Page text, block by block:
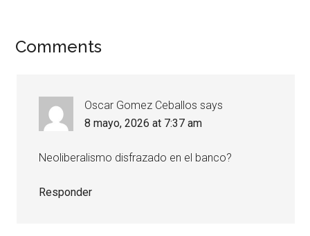
Comments
Oscar Gomez Ceballos says
8 mayo, 2026 at 7:37 am
Neoliberalismo disfrazado en el banco?
Responder